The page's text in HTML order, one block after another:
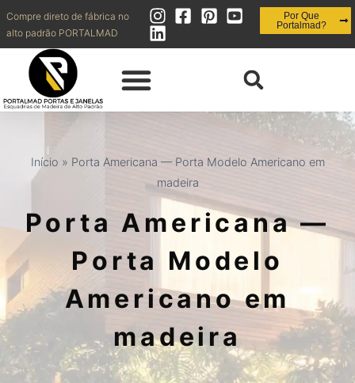
Compre direto de fábrica no
alto padrão PORTALMAD
Por Que
Portalmad?
Início » Porta Americana — Porta Modelo Americano em
madeira
Porta Americana —
Porta Modelo
Americano em
madeira